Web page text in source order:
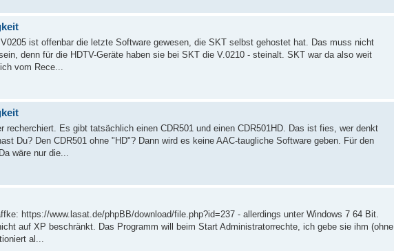
ist offenbar die letzte Software gewesen, die SKT selbst gehostet hat. Das muss nicht
denn für die HDTV-Geräte haben sie bei SKT die V.0210 - steinalt. SKT war da also weit
vom Rece...
recherchiert. Es gibt tatsächlich einen CDR501 und einen CDR501HD. Das ist fies, wer denkt
Du? Den CDR501 ohne "HD"? Dann wird es keine AAC-taugliche Software geben. Für den
wäre nur die...
https://www.lasat.de/phpBB/download/file.php?id=237 - allerdings unter Windows 7 64 Bit.
auf XP beschränkt. Das Programm will beim Start Administratorrechte, ich gebe sie ihm (ohne
al...